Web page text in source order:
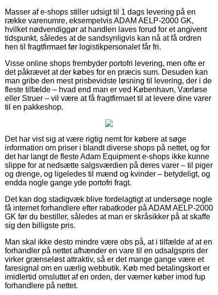
Masser af e-shops stiller udsigt til 1 dags levering på en
række varenumre, eksempelvis ADAM AELP-2000 GK,
hvilket nødvendiggør at handlen laves forud for et angivent
tidspunkt, således at de sandsynligvis kan nå at få ordren
hen til fragtfirmaet før logistikpersonalet får fri.
Visse online shops frembyder portofri levering, men ofte er
det påkrævet at der købes for en præcis sum. Desuden kan
man gribe den mest prisbevidste løsning til levering, der i de
fleste tilfælde – hvad end man er ved København, Værløse
eller Struer – vil være at få fragtfirmaet til at levere dine varer
til en pakkeshop.
Det har vist sig at være rigtig nemt for købere at søge
information om priser i blandt diverse shops på nettet, og for
det har langt de fleste Adam Equipment e-shops ikke kunne
slippe for at nedsætte salgsværdien på deres varer – til piger
og drenge, og ligeledes til mænd og kvinder – betydeligt, og
endda nogle gange yde portofri fragt.
Det kan dog stadigvæk blive fordelagtigt at undersøge nogle
få internet forhandlere efter rabatkoder på ADAM AELP-2000
GK før du bestiller, således at man er skråsikker på at skaffe
sig den billigste pris.
Man skal ikke desto mindre være obs på, at i tilfælde af at en
forhandler på nettet afhænder en vare til en udsalgspris der
virker grænseløst attraktiv, så er det mange gange være et
faresignal om en uærlig webbutik. Køb med betalingskort er
imidlertid omsluttet af en orden, der værner køber imod fup
forhandlere på nettet.